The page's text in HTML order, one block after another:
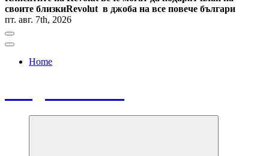
своите близкиRevolut в джоба на все повече българи
пт. авг. 7th, 2026
Home